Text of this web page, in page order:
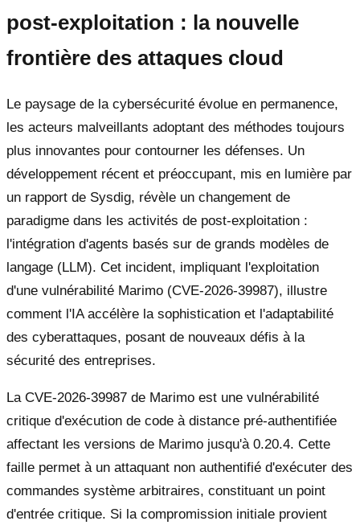
post-exploitation : la nouvelle
frontière des attaques cloud
Le paysage de la cybersécurité évolue en permanence,
les acteurs malveillants adoptant des méthodes toujours
plus innovantes pour contourner les défenses. Un
développement récent et préoccupant, mis en lumière par
un rapport de Sysdig, révèle un changement de
paradigme dans les activités de post-exploitation :
l'intégration d'agents basés sur de grands modèles de
langage (LLM). Cet incident, impliquant l'exploitation
d'une vulnérabilité Marimo (CVE-2026-39987), illustre
comment l'IA accélère la sophistication et l'adaptabilité
des cyberattaques, posant de nouveaux défis à la
sécurité des entreprises.
La CVE-2026-39987 de Marimo est une vulnérabilité
critique d'exécution de code à distance pré-authentifiée
affectant les versions de Marimo jusqu'à 0.20.4. Cette
faille permet à un attaquant non authentifié d'exécuter des
commandes système arbitraires, constituant un point
d'entrée critique. Si la compromission initiale provient